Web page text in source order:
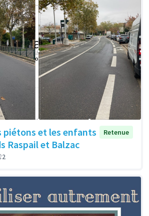
piétons et les enfants
Raspail et Balzac
Retenue
2